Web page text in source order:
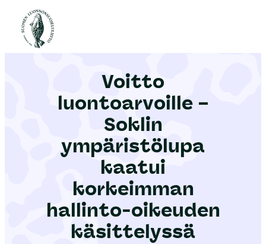
Etusivu
Voitto
luontoarvoille –
Soklin
ympäristölupa
kaatui
korkeimman
hallinto-oikeuden
käsittelyssä